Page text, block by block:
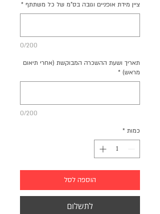
ציין מידת אופניים וגובה בס"מ של כל משתתף *
0/200
תאריך ושעת ההשכרה המבוקשת (אחרי תיאום
מראש) *
0/200
כמות *
הוספה לסל
לתשלום